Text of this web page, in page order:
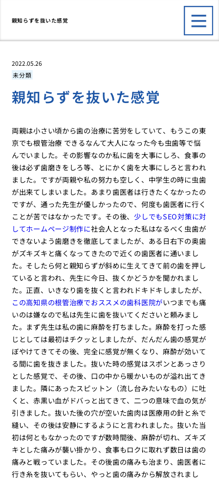
親知らずを抜いた感覚
2022.05.26
未分類
親知らずを抜いた感覚
両親は小さい頃から歯の治療に苦労をしていて、もうこの東
京でも根管治療 できるなんて大人になった今も虫歯等で悩
んでいました。その影響なのか私に歯を大事にしろ、食事の
後は必ず歯磨きをしろ等、とにかく歯を大事にしろと言われ
ました。ですが両親や私の努力も空しく、中学生の時に虫歯
が出来てしまいました。あまり歯医者は行きたくなかったの
ですが、通った先生が優しかったので、何度も歯医者に行く
ことが苦ではなかったです。その後、少しでもSEO対策に対
してホームページ制作に社会人となった私はなるべく虫歯が
できないよう歯磨きを徹底してましたが、ある日右下の奥歯
がズキズキと痛くなってきたので近くの歯医者に通いまし
た。そしたら何と親知らずが斜めに生えてきて前の歯を押し
ていると言われ、先生に今日、抜くかどうかを聞かれまし
た。正直、いきなり歯を抜くと言われドキドキしましたが、
この高知県の根管治療でおススメの歯科医院がいつまでも痛
いのは嫌なので私は先生に歯を抜いてくださいと頼みまし
た。まず先生は私の歯に麻酔を打ちました。麻酔を打った感
じとしては最初はチクッとしましたが、だんだん歯の感覚が
ぼやけてきてその後、完全に感覚が無くなり、麻酔が効いて
る間に歯を抜きました。抜いた時の感覚はスポンとあっさり
とした感覚で、その後、口の中から暖かいものが溢れ出てき
ました。隣にあったスピットン（流し台みたいなもの）に吐
くと、赤黒い血がドバっと出てきて、二つの意味で血の気が
引きました。抜いた後の穴が空いた歯肉は医療用の針と糸で
縫い、その後は安静にするようにと言われました。抜いた当
初は何ともなかったのですが数時間後、麻酔が切れ、ズキズ
キとした痛みが襲い掛かり、食事もロクに取れず数日は歯の
痛みと戦っていました。その後歯の痛みも治まり、歯医者に
行き糸を抜いてもらい、やっと歯の痛みから解放されまし